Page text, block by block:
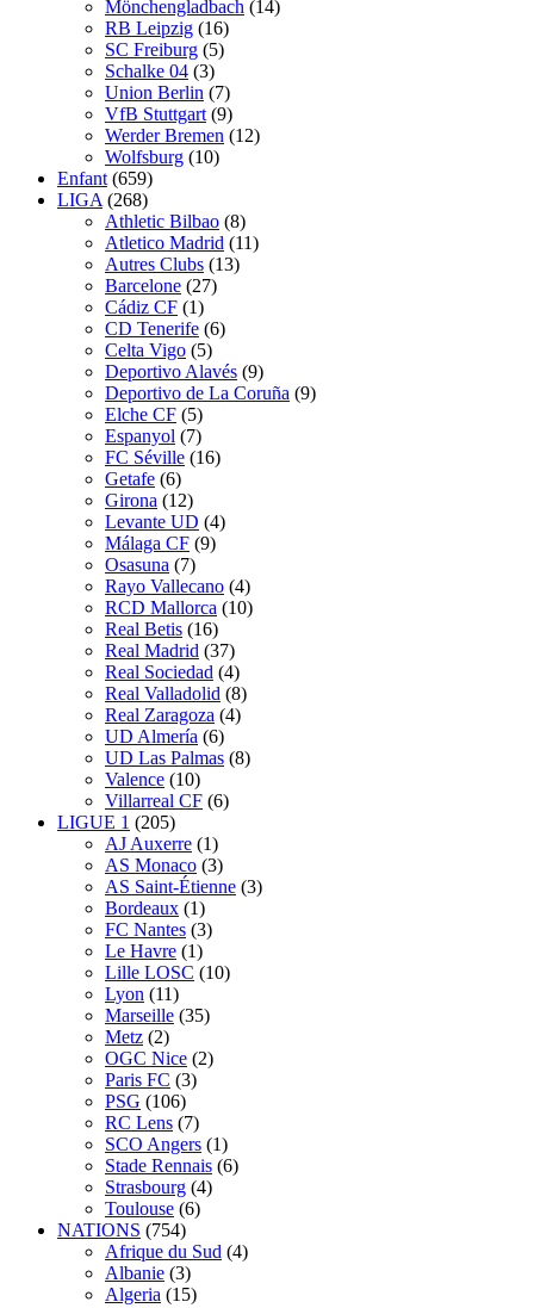
Mönchengladbach (14)
RB Leipzig (16)
SC Freiburg (5)
Schalke 04 (3)
Union Berlin (7)
VfB Stuttgart (9)
Werder Bremen (12)
Wolfsburg (10)
Enfant (659)
LIGA (268)
Athletic Bilbao (8)
Atletico Madrid (11)
Autres Clubs (13)
Barcelone (27)
Cádiz CF (1)
CD Tenerife (6)
Celta Vigo (5)
Deportivo Alavés (9)
Deportivo de La Coruña (9)
Elche CF (5)
Espanyol (7)
FC Séville (16)
Getafe (6)
Girona (12)
Levante UD (4)
Málaga CF (9)
Osasuna (7)
Rayo Vallecano (4)
RCD Mallorca (10)
Real Betis (16)
Real Madrid (37)
Real Sociedad (4)
Real Valladolid (8)
Real Zaragoza (4)
UD Almería (6)
UD Las Palmas (8)
Valence (10)
Villarreal CF (6)
LIGUE 1 (205)
AJ Auxerre (1)
AS Monaco (3)
AS Saint-Étienne (3)
Bordeaux (1)
FC Nantes (3)
Le Havre (1)
Lille LOSC (10)
Lyon (11)
Marseille (35)
Metz (2)
OGC Nice (2)
Paris FC (3)
PSG (106)
RC Lens (7)
SCO Angers (1)
Stade Rennais (6)
Strasbourg (4)
Toulouse (6)
NATIONS (754)
Afrique du Sud (4)
Albanie (3)
Algeria (15)